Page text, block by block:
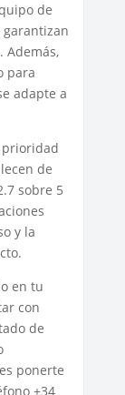
de
Además,
para
adapte a
prioridad
de
sobre 5
y la
en tu
con
de
ponerte
+34